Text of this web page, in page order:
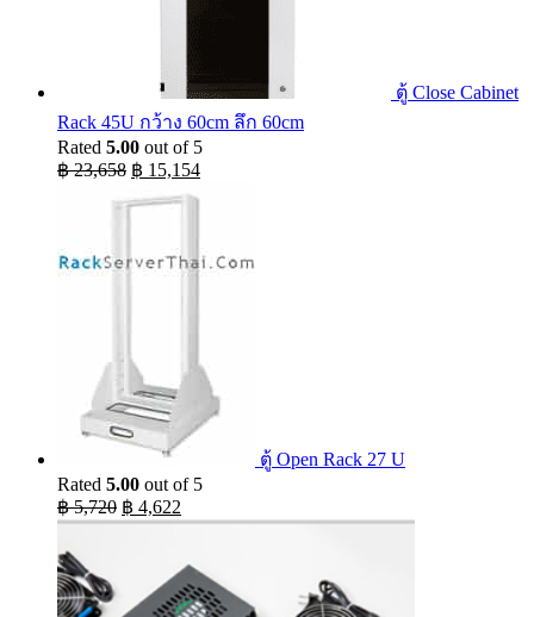
ตู้ Close Cabinet
Rack 45U กว้าง 60cm ลึก 60cm
Rated 5.00 out of 5
฿23,658 Original
was:
฿ 15,154Current
ตู้ Open Rack 27 U
Rated 5.00 out of 5
฿5,720 Original
price
฿ 5,720.
฿ 4,622
price
฿ 4,622.